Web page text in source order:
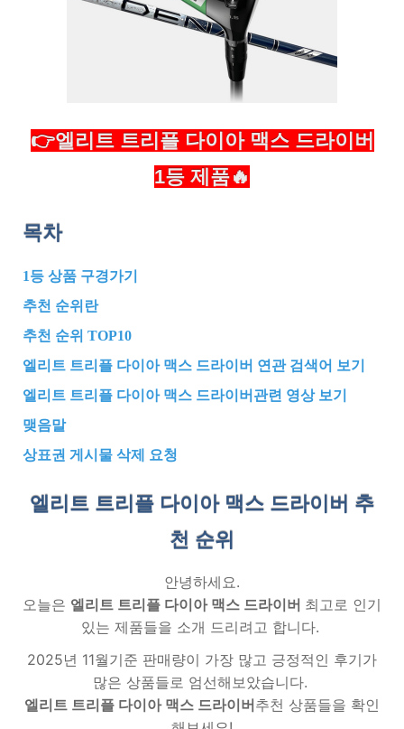
👉엘리트 트리플 다이아 맥스 드라이버
1등 제품🔥
목차
1등 상품 구경가기
추천 순위란
추천 순위 TOP10
엘리트 트리플 다이아 맥스 드라이버 연관 검색어 보기
엘리트 트리플 다이아 맥스 드라이버관련 영상 보기
맺음말
상표권 게시물 삭제 요청
엘리트 트리플 다이아 맥스 드라이버 추
천 순위
안녕하세요.
오늘은 엘리트 트리플 다이아 맥스 드라이버 최고로 인기
있는 제품들을 소개 드리려고 합니다.
2025년 11월기준 판매량이 가장 많고 긍정적인 후기가
많은 상품들로 엄선해보았습니다.
엘리트 트리플 다이아 맥스 드라이버추천 상품들을 확인